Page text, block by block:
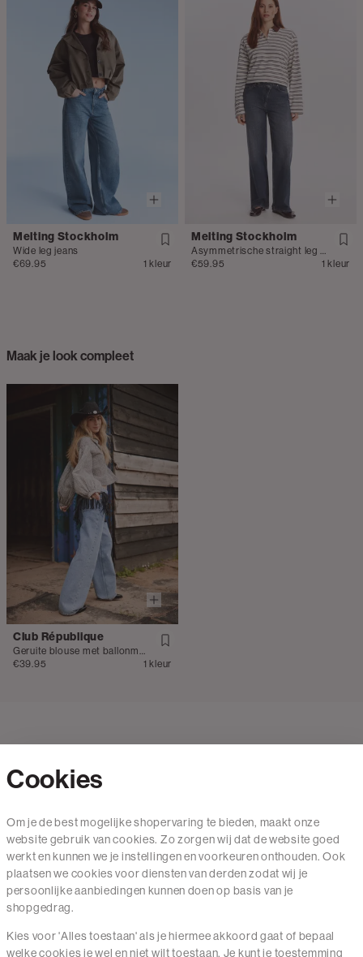
Melting Stockholm
Wide leg jeans
€69.95
1 kleur
Melting Stockholm
€59.95
1 kleur
Maak je look compleet
Club République
Geruite blouse met ballonmouwen
€39.95
1 kleur
Mail ons
020 - 3412 650
Van maandag t/m vrijdag van 8.30 uur tot 18.00 uur.
Service
Cookies
Om je de best mogelijke shopervaring te bieden, maakt onze
website gebruik van cookies. Zo zorgen wij dat de website goed
werkt en kunnen we je instellingen en voorkeuren onthouden. Ook
plaatsen we cookies voor diensten van derden zodat wij je
persoonlijke aanbiedingen kunnen doen op basis van je
shopgedrag.
Kies voor 'Alles toestaan' als je hiermee akkoord gaat of bepaal
welke cookies je wel en niet wilt toestaan. Je kunt je toestemming